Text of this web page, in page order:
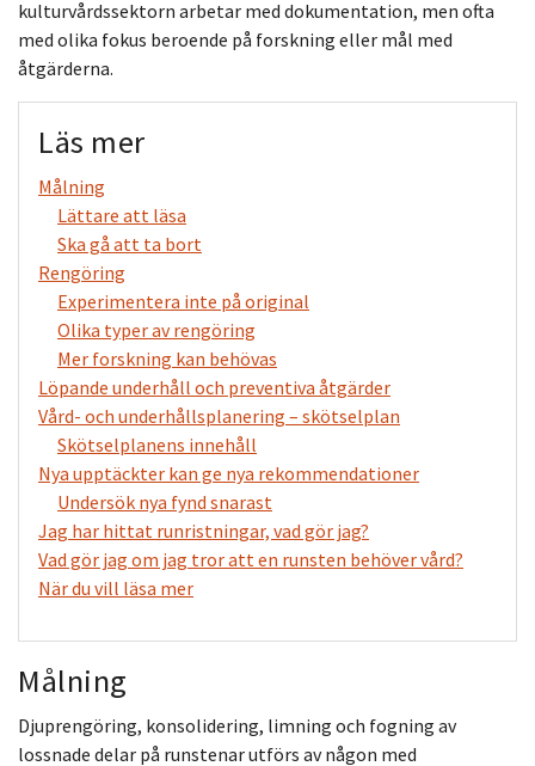
kulturvårdssektorn arbetar med dokumentation, men ofta
med olika fokus beroende på forskning eller mål med
åtgärderna.
Läs mer
Målning
Lättare att läsa
Ska gå att ta bort
Rengöring
Experimentera inte på original
Olika typer av rengöring
Mer forskning kan behövas
Löpande underhåll och preventiva åtgärder
Vård- och underhållsplanering – skötselplan
Skötselplanens innehåll
Nya upptäckter kan ge nya rekommendationer
Undersök nya fynd snarast
Jag har hittat runristningar, vad gör jag?
Vad gör jag om jag tror att en runsten behöver vård?
När du vill läsa mer
Målning
Djuprengöring, konsolidering, limning och fogning av
lossnade delar på runstenar utförs av någon med